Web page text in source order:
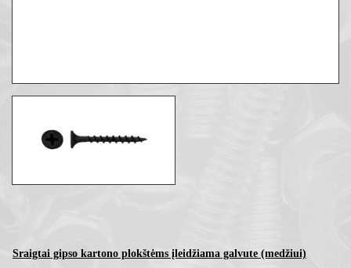
Sraigtai gipso kartono plokštėms įleidžiama galvute (medžiui)